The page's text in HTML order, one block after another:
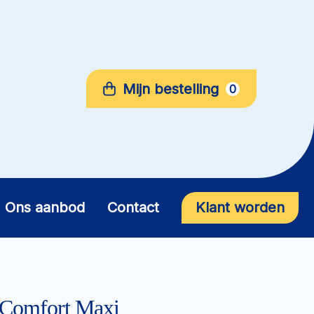
Mijn bestelling 0
Ons aanbod Contact Klant worden
Maxi